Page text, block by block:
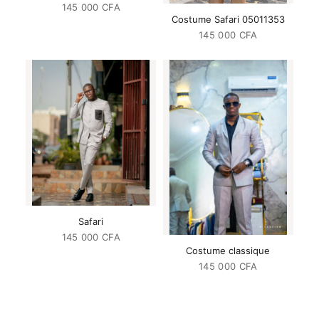
145 000 CFA
Costume Safari 05011353
145 000 CFA
Safari
145 000 CFA
Costume classique
145 000 CFA